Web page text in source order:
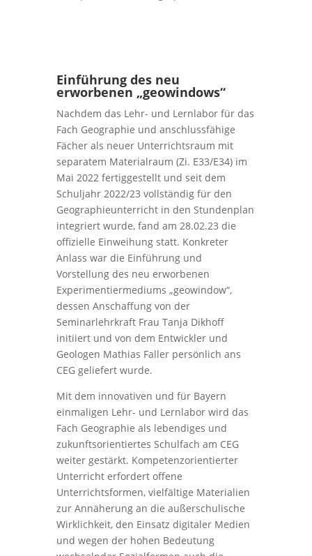
Einführung des neu
erworbenen „geowindows“
Nachdem das Lehr- und Lernlabor für das
Fach Geographie und anschlussfähige
Fächer als neuer Unterrichtsraum mit
separatem Materialraum (Zi. E33/E34) im
Mai 2022 fertiggestellt und seit dem
Schuljahr 2022/23 vollständig für den
Geographieunterricht in den Stundenplan
integriert wurde, fand am 28.02.23 die
offizielle Einweihung statt. Konkreter
Anlass war die Einführung und
Vorstellung des neu erworbenen
Experimentiermediums „geowindow“,
dessen Anschaffung von der
Seminarlehrkraft Frau Tanja Dikhoff
initiiert und von dem Entwickler und
Geologen Mathias Faller persönlich ans
CEG geliefert wurde.
Mit dem innovativen und für Bayern
einmaligen Lehr- und Lernlabor wird das
Fach Geographie als lebendiges und
zukunftsorientiertes Schulfach am CEG
weiter gestärkt. Kompetenzorientierter
Unterricht erfordert offene
Unterrichtsformen, vielfältige Materialien
zur Annäherung an die außerschulische
Wirklichkeit, den Einsatz digitaler Medien
und wegen der hohen Bedeutung